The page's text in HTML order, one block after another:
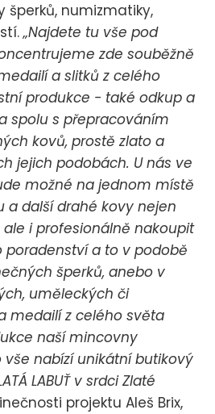
šperků, numizmatiky,
„Najdete tu vše pod
zde souběžně
a slitků z celého
produkce - také odkup a
spolu s přepracováním
kovů, prostě zlato a
jejich podobách. U nás ve
možné na jednom místě
a další drahé kovy nejen
i profesionálně nakoupit
a to v podobě
šperků, anebo v
uměleckých či
medailí z celého světa
naší mincovny
vše nabízí unikátní butikový
LABUŤ v srdci Zlaté
projektu Aleš Brix,